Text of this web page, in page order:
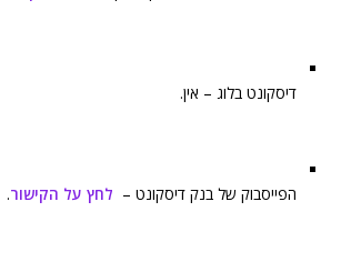
דיסקונט בלוג – אין.
הפייסבוק של בנק דיסקונט – לחץ על הקישור.